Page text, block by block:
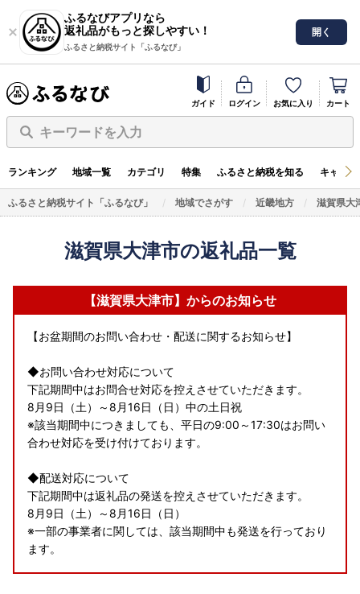
ふるなびアプリなら
返礼品がもっと探しやすい！
ふるさと納税サイト「ふるなび」
開く
ガイド ログイン お気に入り カート
キーワードを入力
ランキング 地域一覧 カテゴリ 特集 ふるさと納税を知る キャン
ふるさと納税サイト「ふるなび」 地域でさがす 近畿地方 滋賀県大
滋賀県大津市の返礼品一覧
【滋賀県大津市】からのお知らせ
【お盆期間のお問い合わせ・配送に関するお知らせ】
◆お問い合わせ対応について
下記期間中はお問合せ対応を控えさせていただきます。
8月9日（土）～8月16日（日）中の土日祝
※該当期間中につきましても、平日の9:00～17:30はお問い
合わせ対応を受け付けております。
◆配送対応について
下記期間中は返礼品の発送を控えさせていただきます。
8月9日（土）～8月16日（日）
※一部の事業者に関しては、該当期間中も発送を行っており
ます。